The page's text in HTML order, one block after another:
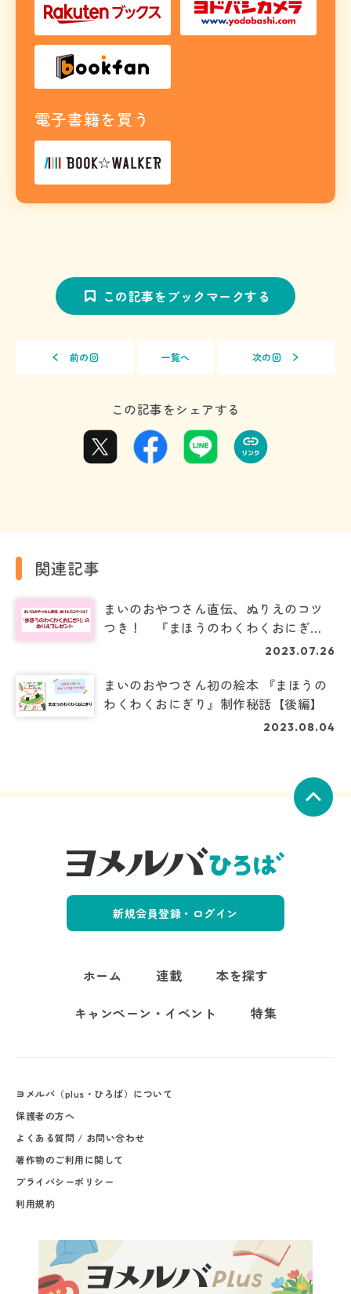
電子書籍を買う
この記事をブックマークする
前の回 一覧へ 次の回
この記事をシェアする
関連記事
まいのおやつさん直伝、ぬりえのコツ
つき！ 『まほうのわくわくおにぎ
2023.07.26
まいのおやつさん初の絵本 『まほうの
わくわくおにぎり』制作秘話【後編】
2023.08.04
新規会員登録・ログイン
ホーム 連載
本を探す
キャンペーン・イベント
特集
ヨメルバ（plus・ひろば）について
保護者の方へ
よくある質問 / お問い合わせ
著作物のご利用に関して
プライバシーポリシー
利用規約